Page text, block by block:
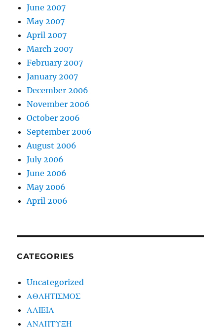
June 2007
May 2007
April 2007
March 2007
February 2007
January 2007
December 2006
November 2006
October 2006
September 2006
August 2006
July 2006
June 2006
May 2006
April 2006
CATEGORIES
Uncategorized
ΑΘΛΗΤΙΣΜΟΣ
ΑΛΙΕΙΑ
ΑΝΑΠΤΥΞΗ